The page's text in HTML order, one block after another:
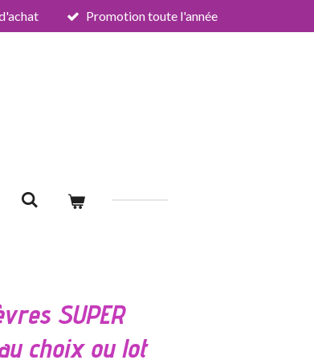
Promotion toute l'année
SUPER
choix ou lot